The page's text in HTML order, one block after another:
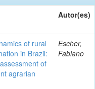
Autor(es)
of rural
in Brazil:
of
agrarian
Escher,
Fabiano